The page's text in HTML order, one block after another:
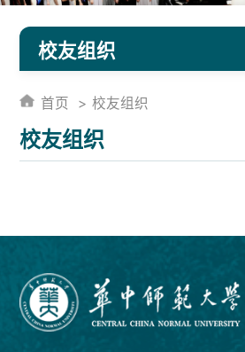
校友组织
校友组织
首页 校友组织